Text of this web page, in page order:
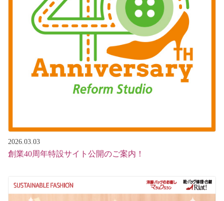
2026.03.03
創業40周年特設サイト公開のご案内！